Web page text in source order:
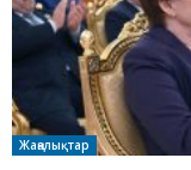
Жаңалықтар